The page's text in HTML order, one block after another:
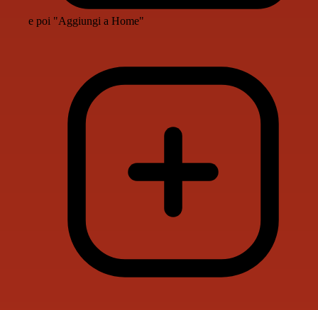
e poi "Aggiungi a Home"